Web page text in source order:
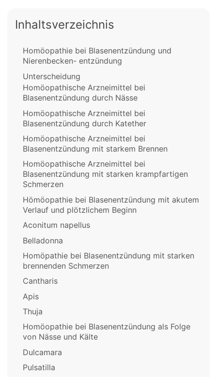
Inhaltsverzeichnis
Homöopathie bei Blasenentzündung und
Nierenbecken- entzündung
Unterscheidung
Homöopathische Arzneimittel bei
Blasenentzündung durch Nässe
Homöopathische Arzneimittel bei
Blasenentzündung durch Katether
Homöopathische Arzneimittel bei
Blasenentzündung mit starkem Brennen
Homöopathische Arzneimittel bei
Blasenentzündung mit starken krampfartigen
Schmerzen
Hömöopathie bei Blasenentzündung mit akutem
Verlauf und plötzlichem Beginn
Aconitum napellus
Belladonna
Homöpathie bei Blasenentzündung mit starken
brennenden Schmerzen
Cantharis
Apis
Thuja
Homöopathie bei Blasenentzündung als Folge
von Nässe und Kälte
Dulcamara
Pulsatilla